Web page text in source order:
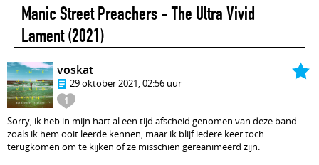
Manic Street Preachers - The Ultra Vivid
Lament(2021)
1
voskat
29 oktober 2021, 02:56 uur
Sorry, ik heb in mijn hart al een tijd afscheid genomen van deze band
zoals ik hem ooit leerde kennen, maar ik blijf iedere keer toch
terugkomen om te kijken of ze misschien gereanimeerd zijn.